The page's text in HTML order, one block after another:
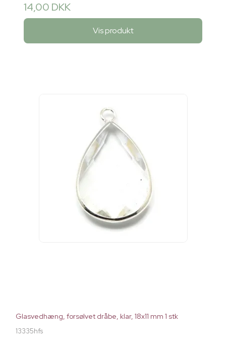
14,00 DKK
Vis produkt
Glasvedhæng, forsølvet dråbe, klar, 18x11 mm 1 stk
13335hfs